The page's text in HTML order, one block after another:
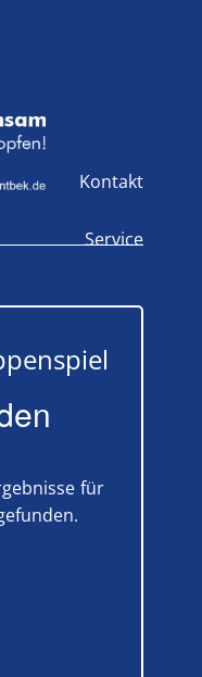
Kontakt
Service
für